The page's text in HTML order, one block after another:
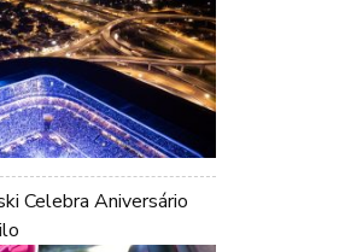
Celebra Aniversário